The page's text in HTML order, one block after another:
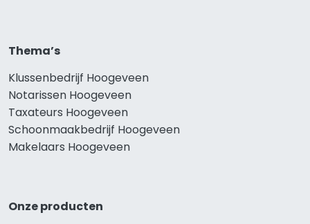
Thema’s
Klussenbedrijf Hoogeveen
Notarissen Hoogeveen
Taxateurs Hoogeveen
Schoonmaakbedrijf Hoogeveen
Makelaars Hoogeveen
Onze producten